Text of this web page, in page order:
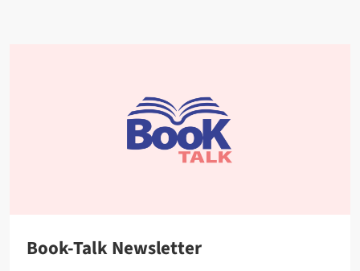
Book-Talk Newsletter